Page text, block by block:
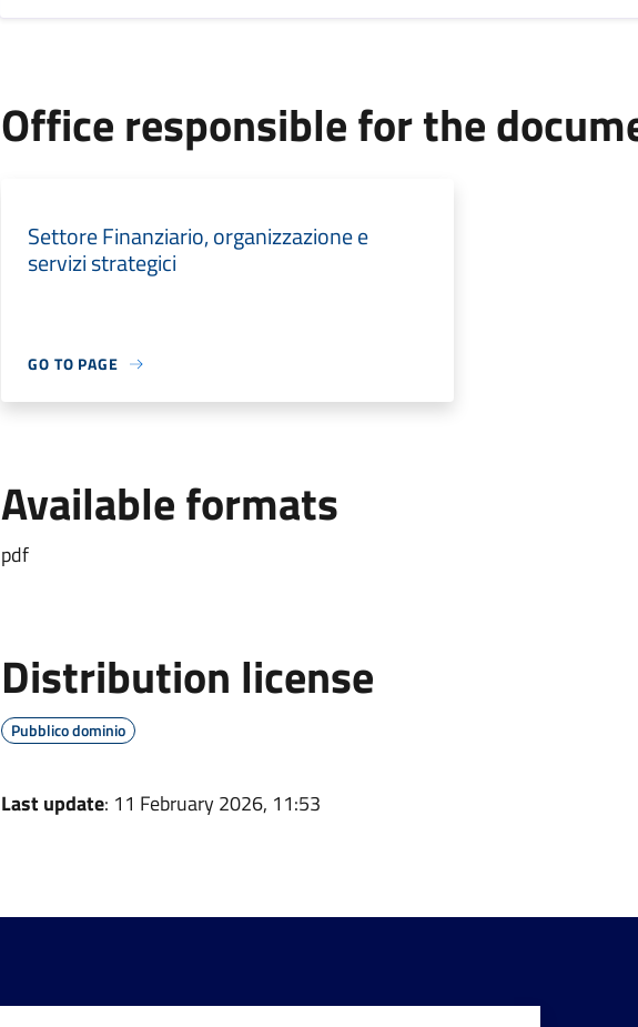
Office responsible for the
Settore Finanziario, organizzazione e
servizi strategici
GO TO PAGE
Available formats
pdf
Distribution license
Pubblico dominio
Last update: 11 February 2026, 11:53